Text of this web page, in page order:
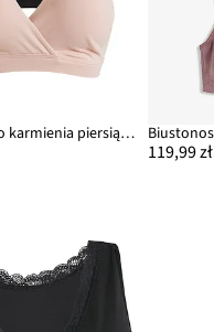
Biustonosz do karmienia piersią, bez fiszbinów, z bawełny organicznej (2 szt.)
119,99 zł